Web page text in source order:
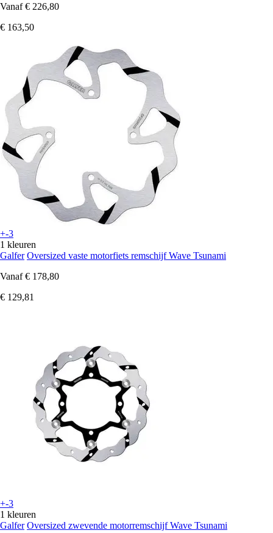
Vanaf € 226,80
€ 163,50
+-3
1 kleuren
Galfer Oversized vaste motorfiets remschijf Wave Tsunami
Vanaf € 178,80
€ 129,81
+-3
1 kleuren
Galfer Oversized zwevende motorremschijf Wave Tsunami